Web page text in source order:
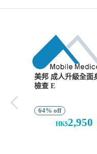
美邦 成人升級全面
檢查 E
64% off
HK$2,950